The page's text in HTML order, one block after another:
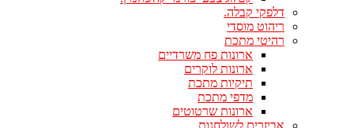
דלפקי קבלה.
ריהוט מוסדי
רהיטי מתכת
ארונות פח משרדיים
ארונות לוקרים
תיקיות מתכת
מדפי מתכת
ארונות שרטוטים
אביזרים לשולחנות